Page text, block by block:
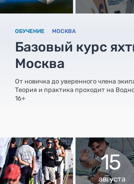
ОБУЧЕНИЕ МОСКВА
Базовый курс
Москва
От новичка до уверенного члена
Теория и практика проходит на
16+
15
августа